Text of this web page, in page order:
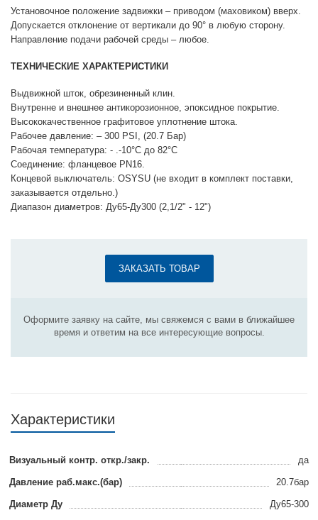
Установочное положение задвижки – приводом (маховиком) вверх.
Допускается отклонение от вертикали до 90° в любую сторону.
Направление подачи рабочей среды – любое.
ТЕХНИЧЕСКИЕ ХАРАКТЕРИСТИКИ
Выдвижной шток, обрезиненный клин.
Внутренне и внешнее антикорозионное, эпоксидное покрытие.
Высококачественное графитовое уплотнение штока.
Рабочее давление: – 300 PSI, (20.7 Бар)
Рабочая температура: - .-10°С до 82°С
Соединение: фланцевое PN16.
Концевой выключатель: OSYSU (не входит в комплект поставки,
заказывается отдельно.)
Диапазон диаметров: Ду65-Ду300 (2,1/2" - 12")
ЗАКАЗАТЬ ТОВАР
Оформите заявку на сайте, мы свяжемся с вами в ближайшее
время и ответим на все интересующие вопросы.
Характеристики
Визуальный контр. откр./закр. да
Давление раб.макс.(бар) 20.7бар
Диаметр Ду Ду65-300